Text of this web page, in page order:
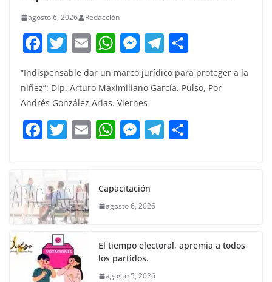
agosto 6, 2026 Redacción
F
c
e
b
o
k
T
w
itt
er
E
ai
l
W
at
s
A
p
M
e
ss
e
n
g
T
e
a
m
m
“Indispensable dar un marco jurídico para proteger a la
niñez”: Dip. Arturo Maximiliano García. Pulso, Por
Andrés González Arias. Viernes
F
c
e
b
o
o
k
T
itt
er
E W
s
A
p
M
e
n
er
T
Capacitación
agosto 6, 2026
El tiempo electoral, apremia a todos
los partidos.
agosto 5, 2026